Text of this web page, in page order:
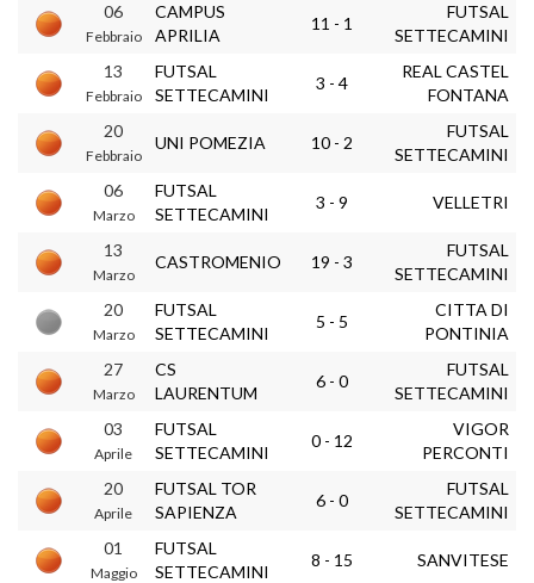
06
Febbraio
CAMPUS
APRILIA
11 - 1
FUTSAL
SETTECAMINI
13
Febbraio
FUTSAL
SETTECAMINI
3 - 4
REAL CASTEL
FONTANA
20
Febbraio
UNI POMEZIA 10 - 2
FUTSAL
SETTECAMINI
06
Marzo
FUTSAL
SETTECAMINI
3 - 9 VELLETRI
13
Marzo
CASTROMENIO 19 - 3
FUTSAL
SETTECAMINI
20
Marzo
FUTSAL
SETTECAMINI
5 - 5
CITTA DI
PONTINIA
27
Marzo
CS
LAURENTUM
6 - 0
FUTSAL
SETTECAMINI
03
Aprile
FUTSAL
SETTECAMINI
0 - 12
VIGOR
PERCONTI
20
Aprile
FUTSAL TOR
SAPIENZA
6 - 0
FUTSAL
SETTECAMINI
01
Maggio
FUTSAL
SETTECAMINI
8 - 15 SANVITESE